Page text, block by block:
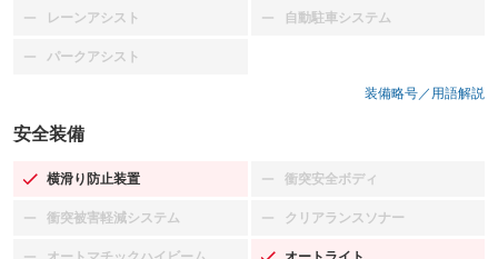
レーンアシスト
：装備なし 自動駐車システム
：装備なし
パークアシスト
：装備なし
装備略号／用語解説
安全装備
横滑り防止装置
：装備あり 衝突安全ボディ
：装備なし
衝突被害軽減システム
：装備なし クリアランスソナー
：装備なし